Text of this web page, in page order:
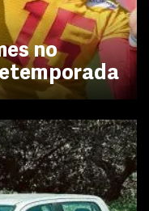
no